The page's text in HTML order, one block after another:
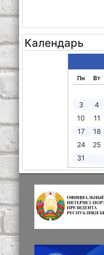
Календарь
Пн Вт
3
4
10
11
17
18
24
25
31